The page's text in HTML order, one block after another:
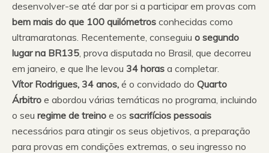
desenvolver-se até dar por si a participar em provas com
bem mais do que 100 quilómetros conhecidas como
ultramaratonas. Recentemente, conseguiu o segundo
lugar na BR135, prova disputada no Brasil, que decorreu
em janeiro, e que lhe levou 34 horas a completar.
Vítor Rodrigues, 34 anos, é o convidado do Quarto
Árbitro e abordou várias temáticas no programa, incluindo
o seu regime de treino e os sacrifícios pessoais
necessários para atingir os seus objetivos, a preparação
para provas em condições extremas, o seu ingresso no